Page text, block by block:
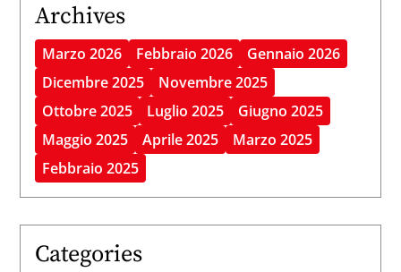
Archives
Marzo 2026 Febbraio 2026
Gennaio 2026
Dicembre 2025
Novembre 2025
Ottobre 2025
Luglio 2025
Giugno 2025
Maggio 2025
Aprile 2025
Marzo 2025
Febbraio 2025
Categories